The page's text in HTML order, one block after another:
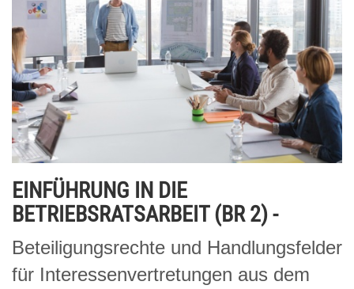
EINFÜHRUNG IN DIE
BETRIEBSRATSARBEIT (BR 2) -
Beteiligungsrechte und Handlungsfelder
für Interessenvertretungen aus dem